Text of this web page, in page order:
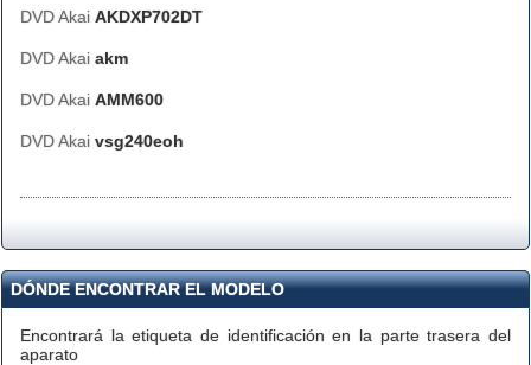
DVD Akai AKDXP702DT
DVD Akai akm
DVD Akai AMM600
DVD Akai vsg240eoh
DÓNDE ENCONTRAR EL MODELO
Encontrará la etiqueta de identificación en la parte trasera del
aparato